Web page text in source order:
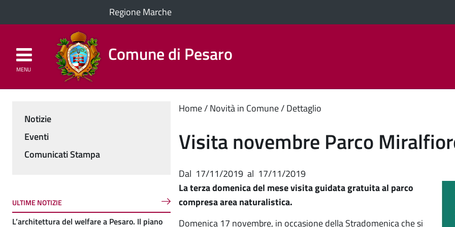
Regione Marche
Comune di Pesaro
MENU
Aree Tematiche
Contenuto
principale
Home Novità in Comune Dettaglio
Visita novembre Parco
Dal 17/11/2019 al 17/11/2019
La terza domenica del mese visita guidata gratuita al parco
compresa area naturalistica.
Domenica 17 novembre, in occasione della Stradomenica che si
Menu
Notizie
Eventi
Comunicati Stampa
ULTIME NOTIZIE
L’architettura del welfare a Pesaro. Il piano